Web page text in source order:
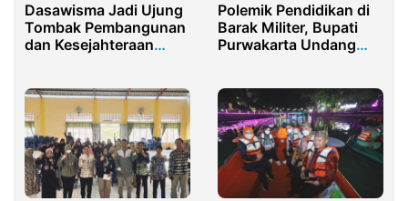
Dasawisma Jadi Ujung
Tombak Pembangunan
dan Kesejahteraan
Polemik Pendidikan di
Barak Militer, Bupati
Purwakarta Undang